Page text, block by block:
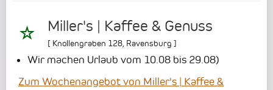
Miller's | Kaffee & Genuss
[ Knollengraben 128 Ravensburg ]
Wir machen Urlaub vom 10.08 bis 29.08)
Zum Wochenangebot von Miller's | Kaffee &